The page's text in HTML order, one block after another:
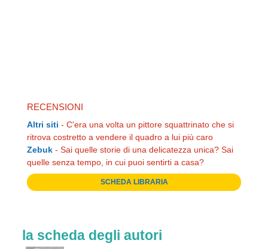
RECENSIONI
Altri siti - C'era una volta un pittore squattrinato che si
ritrova costretto a vendere il quadro a lui più caro
Zebuk - Sai quelle storie di una delicatezza unica? Sai
quelle senza tempo, in cui puoi sentirti a casa?
SCHEDA LIBRARIA
la scheda degli autori